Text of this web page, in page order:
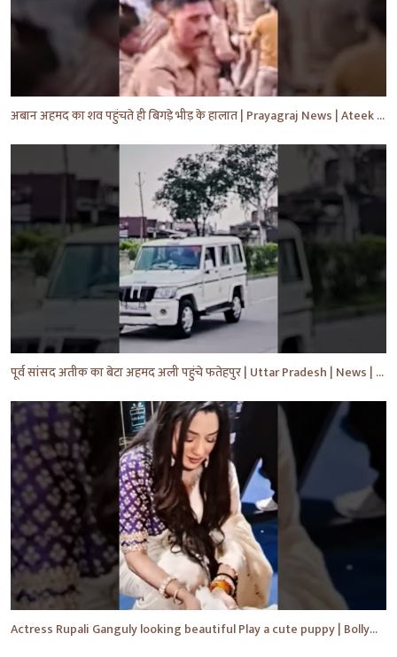
अबान अहमद का शव पहुंचते ही बिगड़े भीड़ के हालात | Prayagraj News | Ateek Ahmad | #shorts #yt #news
पूर्व सांसद अतीक का बेटा अहमद अली पहुंचे फतेहपुर | Uttar Pradesh | News | #shorts #yt #news #upnews
Actress Rupali Ganguly looking beautiful Play a cute puppy | Bollywood | Bollywood News #shorts #yt